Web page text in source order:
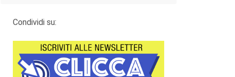
Condividi su: